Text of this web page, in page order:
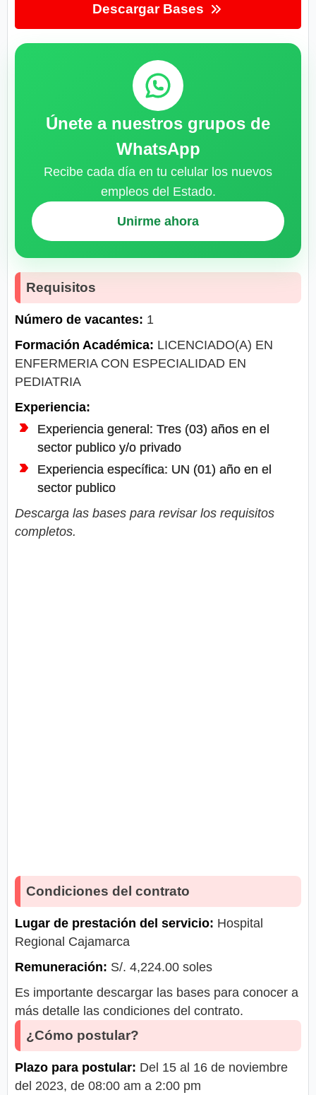
Descargar Bases
Únete a nuestros grupos de
WhatsApp
Recibe cada día en tu celular los nuevos
empleos del Estado.
Unirme ahora
Requisitos
Número de vacantes: 1
Formación Académica: LICENCIADO(A) EN
ENFERMERIA CON ESPECIALIDAD EN
PEDIATRIA
Experiencia:
Experiencia general: Tres (03) años en el
sector publico y/o privado
Experiencia específica: UN (01) año en el
sector publico
Descarga las bases para revisar los requisitos
completos.
Condiciones del contrato
Lugar de prestación del servicio: Hospital
Regional Cajamarca
Remuneración: S/. 4,224.00 soles
Es importante descargar las bases para conocer a
más detalle las condiciones del contrato.
¿Cómo postular?
Plazo para postular: Del 15 al 16 de noviembre
del 2023, de 08:00 am a 2:00 pm